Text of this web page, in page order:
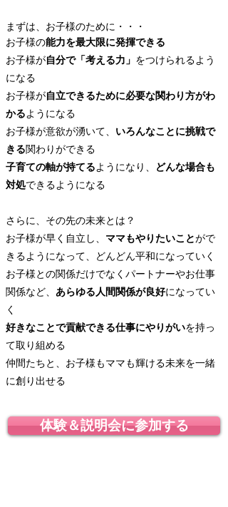
​まずは、お子様のために・・・
お子様の能力を最大限に発揮できる
お子様が自分で「考える力」 をつけられるよう
になる
お子様が自立できるために必要な関わり方がわ
かるようになる
お子様が意欲が湧いて、 いろんなことに挑戦で
きる関わりができる
子育ての軸が持てるようになり、
どんな場合も
対処できるようになる
さらに、その先の未来とは？
お子様が早く自立し、 ママもやりたいことがで
きるようになって、どんどん平和になっていく
お子様との関係だけでなくパートナーやお仕事
関係など、 あらゆる人間関係が良好になってい
く
好きなことで貢献できる仕事にやりがいを持っ
て取り組める
仲間たちと、お子様もママも輝ける未来を一緒
に創り出せる
体験＆説明会に参加する